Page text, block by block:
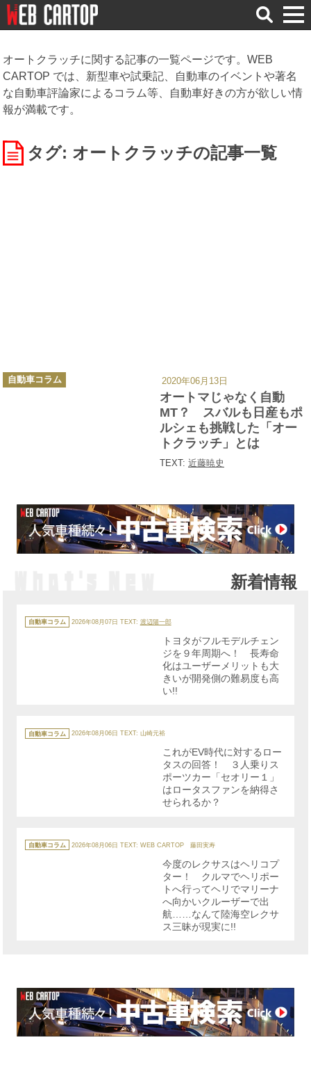
検
索
オートクラッチに関する記事の一覧ページです。WEB
CARTOP では、新型車や試乗記、自動車のイベントや著名
な自動車評論家によるコラム等、自動車好きの方が欲しい情
報が満載です。
タグ: オートクラッチの記事一覧
オートマじゃなく自動
MT？ スバルも日産もポ
ルシェも挑戦した「オー
トクラッチ」とは
TEXT: 近藤暁史
カ
テ
自動車コラム 2020年06月13日
新着情報
カ
テ
ゴ
自動車コラム 2026年08月07日 TEXT: 渡辺陽一郎
トヨタがフルモデルチェン
ジを９年周期へ！ 長寿命
化はユーザーメリットも大
きいが開発側の難易度も高
い!!
テ
ゴ
自動車コラム 2026年08月06日 TEXT: 山崎元裕
これがEV時代に対するロー
タスの回答！ ３人乗りス
ポーツカー「セオリー１」
はロータスファンを納得さ
せられるか？
テ
ゴ
自動車コラム 2026年08月06日 TEXT: WEB CARTOP 藤田実寿
今度のレクサスはヘリコプ
ター！ クルマでヘリポー
トへ行ってヘリでマリーナ
へ向かいクルーザーで出
航……なんて陸海空レクサ
ス三昧が現実に!!